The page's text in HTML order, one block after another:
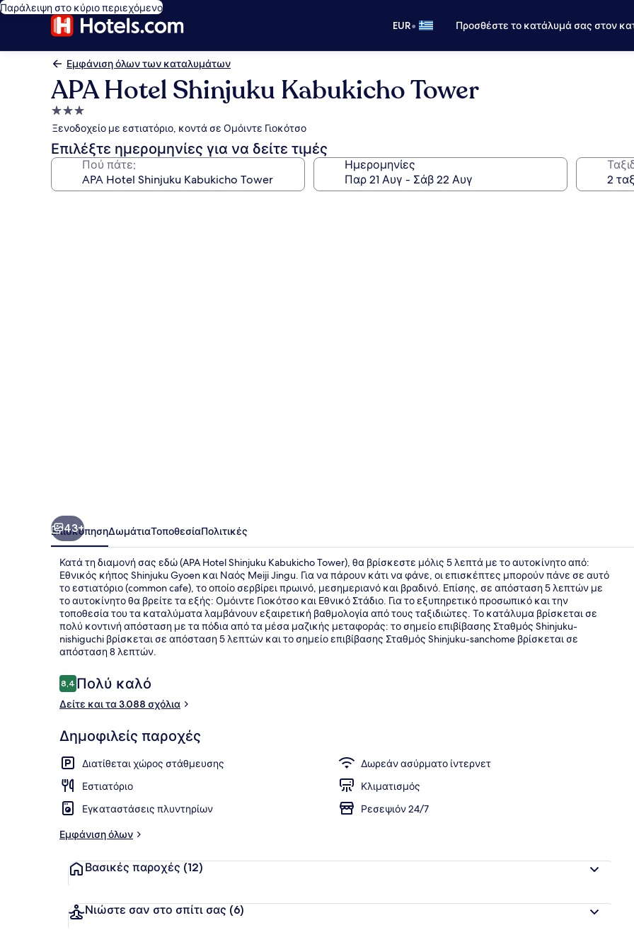
Παράλειψη στο κύριο περιεχόμενο
EUR• Προσθέστε το κατάλυμά σας στον
Εμφάνιση όλων των καταλυμάτων
APA Hotel Shinjuku Kabukicho Tower
Κατάλυμα
με
3.0
αστέρια
Ξενοδοχείο με εστιατόριο, κοντά σε Ομόιντε Γιοκότσο
Επιλέξτε ημερομηνίες για να δείτε τιμές
Πού πάτε; Ημερομηνίες
43+
ΕπισκόπησηΔωμάτιαΤοποθεσίαΠολιτικές
Κατά τη διαμονή σας εδώ (APA Hotel Shinjuku Kabukicho Tower), θα βρίσκεστε μόλις 5 λεπτά με το αυτοκίνητο από:
Εθνικός κήπος Shinjuku Gyoen και Ναός Meiji Jingu. Για να πάρουν κάτι να φάνε, οι επισκέπτες μπορούν πάνε σε αυτό
το εστιατόριο (common cafe), το οποίο σερβίρει πρωινό, μεσημεριανό και βραδινό. Επίσης, σε απόσταση 5 λεπτών με
το αυτοκίνητο θα βρείτε τα εξής: Ομόιντε Γιοκότσο και Εθνικό Στάδιο. Για το εξυπηρετικό προσωπικό και την
τοποθεσία του τα καταλύματα λαμβάνουν εξαιρετική βαθμολογία από τους ταξιδιώτες. Το κατάλυμα βρίσκεται σε
πολύ κοντινή απόσταση με τα πόδια από τα μέσα μαζικής μεταφοράς: το σημείο επιβίβασης Σταθμός Shinjuku-
nishiguchi βρίσκεται σε απόσταση 5 λεπτών και το σημείο επιβίβασης Σταθμός Shinjuku-sanchome βρίσκεται σε
απόσταση 8 λεπτών.
Σχόλια
8,48,4 στα 10
Πολύ καλό
Δείτε και τα 3.088 σχόλια
Δημοφιλείς παροχές
Διατίθεται χώρος στάθμευσης
Δωρεάν ασύρματο ίντερνετ
Εστιατόριο
Κλιματισμός
Εγκαταστάσεις πλυντηρίων
Ρεσεψιόν 24/7
Εμφάνιση όλων
Βασικές παροχές (12)
Νιώστε σαν στο σπίτι σας (6)